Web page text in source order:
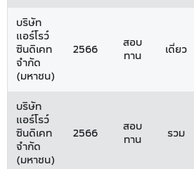
บริษัท
แอร์โรว์
ซินดิเคท
จำกัด
(มหาชน)
2566
สอบ
ทาน
เดี่ยว
บริษัท
แอร์โรว์
ซินดิเคท
จำกัด
(มหาชน)
2566
สอบ
ทาน
รวม